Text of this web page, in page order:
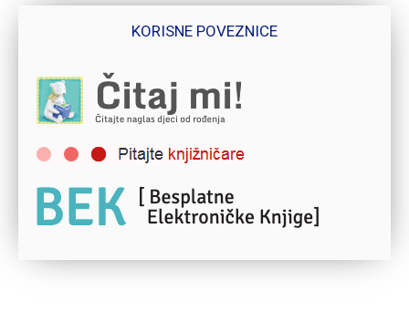
KORISNE POVEZNICE